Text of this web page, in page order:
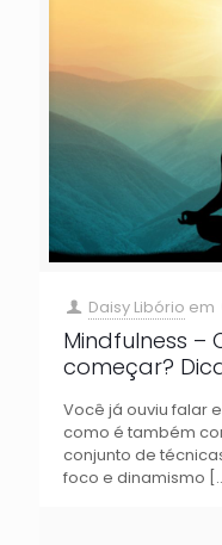
Daisy Libório em
Mindfulness –
começar?
Você já ouviu falar
como é também
conjunto de
foco e dinamismo